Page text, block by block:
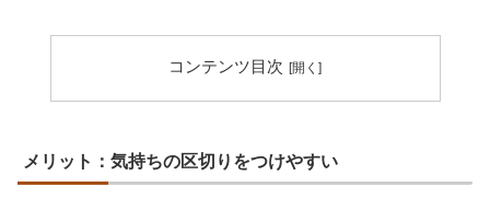
コンテンツ目次
メリット：気持ちの区切りをつけやすい